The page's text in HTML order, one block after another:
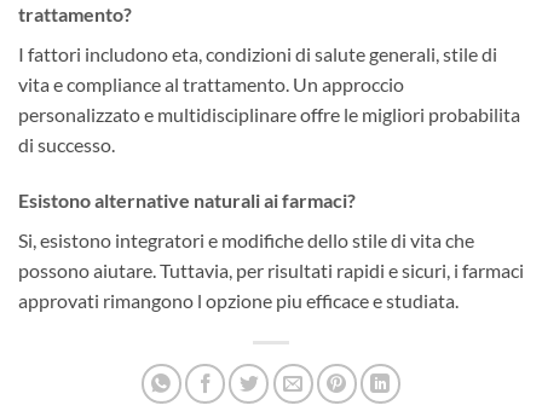
trattamento?
I fattori includono eta, condizioni di salute generali, stile di
vita e compliance al trattamento. Un approccio
personalizzato e multidisciplinare offre le migliori probabilita
di successo.
Esistono alternative naturali ai farmaci?
Si, esistono integratori e modifiche dello stile di vita che
possono aiutare. Tuttavia, per risultati rapidi e sicuri, i farmaci
approvati rimangono l opzione piu efficace e studiata.